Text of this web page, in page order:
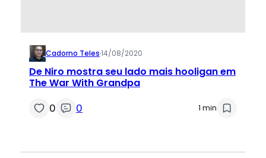
Cadorno Teles·14/08/2020
De Niro mostra seu lado mais hooligan em
The War With Grandpa
0 0 1 min